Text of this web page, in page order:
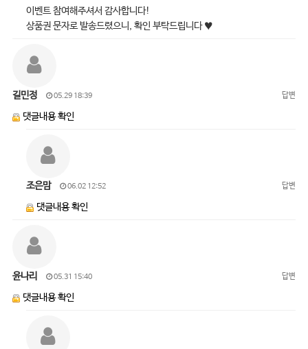
이벤트 참여해주셔서 감사합니다!
상품권 문자로 발송드렸으니, 확인 부탁드립니다 ♥
길민정 05.29 18:39 답변
댓글내용 확인
조은맘 06.02 12:52 답변
댓글내용 확인
윤나리 05.31 15:40 답변
댓글내용 확인